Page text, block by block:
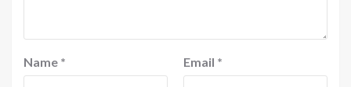
Name * Email *